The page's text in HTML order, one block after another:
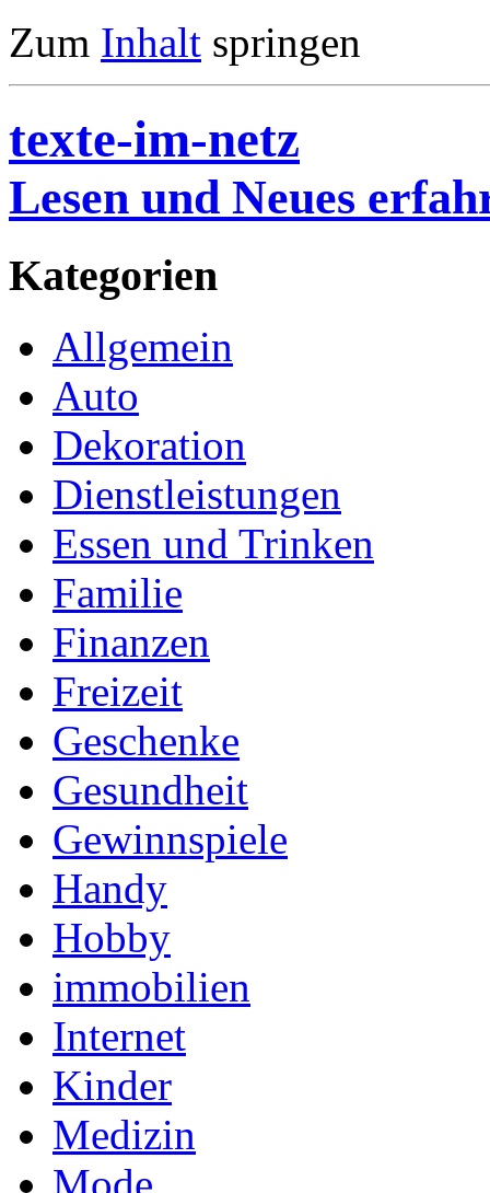
Zum Inhalt springen
texte-im-netz
Lesen und Neues
Kategorien
Allgemein
Auto
Dekoration
Dienstleistungen
Essen und Trinken
Familie
Finanzen
Freizeit
Geschenke
Gesundheit
Gewinnspiele
Handy
Hobby
immobilien
Internet
Kinder
Medizin
Mode